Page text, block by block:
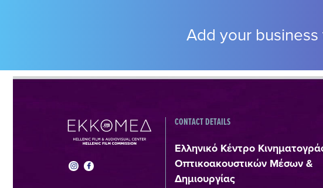
Add your
CONTACT DETAILS
Ελληνικό Κέντρο
Οπτικοακουστικών Μέσων &
Δημιουργίας